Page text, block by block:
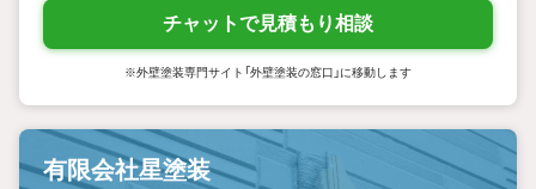
チャットで見積もり相談
※外壁塗装専門サイト「外壁塗装の窓口」に移動します
有限会社星塗装